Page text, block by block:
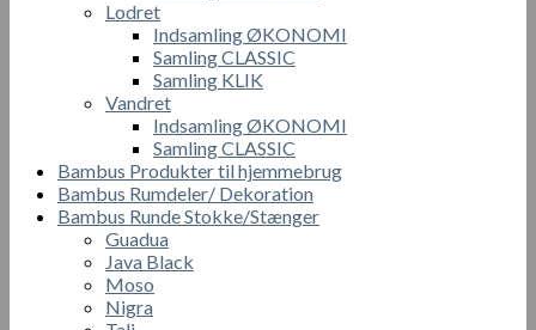
Lodret
Indsamling ØKONOMI
Samling CLASSIC
Samling KLIK
Vandret
Indsamling ØKONOMI
Samling CLASSIC
Bambus Produkter til hjemmebrug
Bambus Rumdeler/ Dekoration
Bambus Runde Stokke/Stænger
Guadua
Java Black
Moso
Nigra